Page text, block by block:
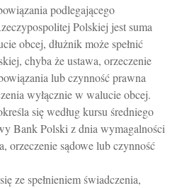
podlegającego
Polskiej jest suma
obcej, dłużnik może spełnić
chyba że ustawa, orzeczenie
lub czynność prawna
wyłącznie w walucie obcej.
się według kursu średniego
Bank Polski z dnia wymagalności
orzeczenie sądowe lub czynność
ze spełnieniem świadczenia,